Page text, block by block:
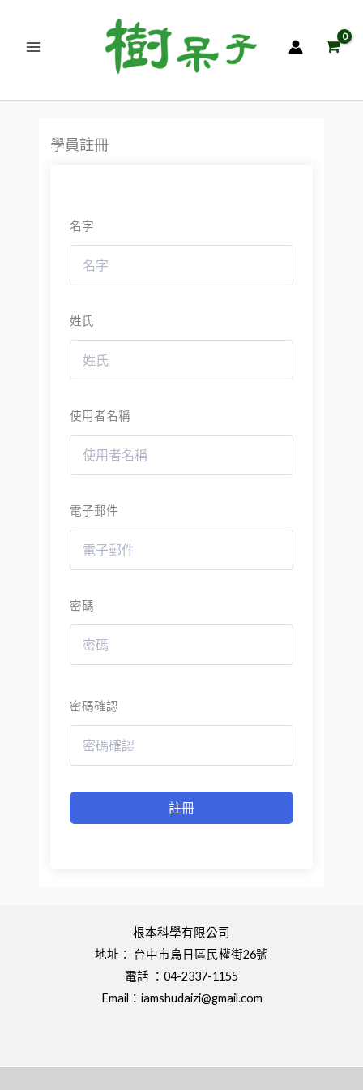
內
學員註冊
名字
姓氏
使用者名稱
電子郵件
密碼
密碼確認
註冊
根本科學有限公司
地址： 台中市烏日區民權街26號
電話 ：04-2337-1155
Email： iamshudaizi@gmail.com